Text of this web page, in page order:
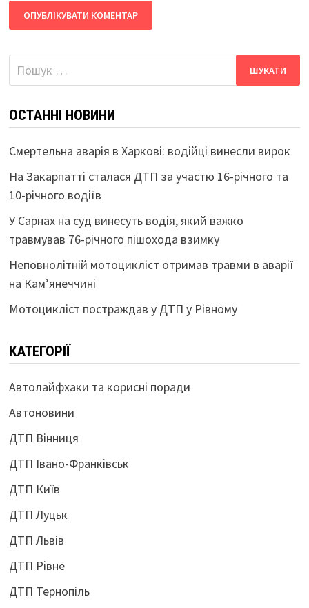
Пошук:
ОСТАННІ НОВИНИ
Смертельна аварія в Харкові: водійці винесли вирок
На Закарпатті сталася ДТП за участю 16-річного та
10-річного водіїв
У Сарнах на суд винесуть водія, який важко
травмував 76-річного пішохода взимку
Неповнолітній мотоцикліст отримав травми в аварії
на Кам’янеччині
Мотоцикліст постраждав у ДТП у Рівному
КАТЕГОРІЇ
Автолайфхаки та корисні поради
Автоновини
ДТП Вінниця
ДТП Івано-Франківськ
ДТП Київ
ДТП Луцьк
ДТП Львів
ДТП Рівне
ДТП Тернопіль